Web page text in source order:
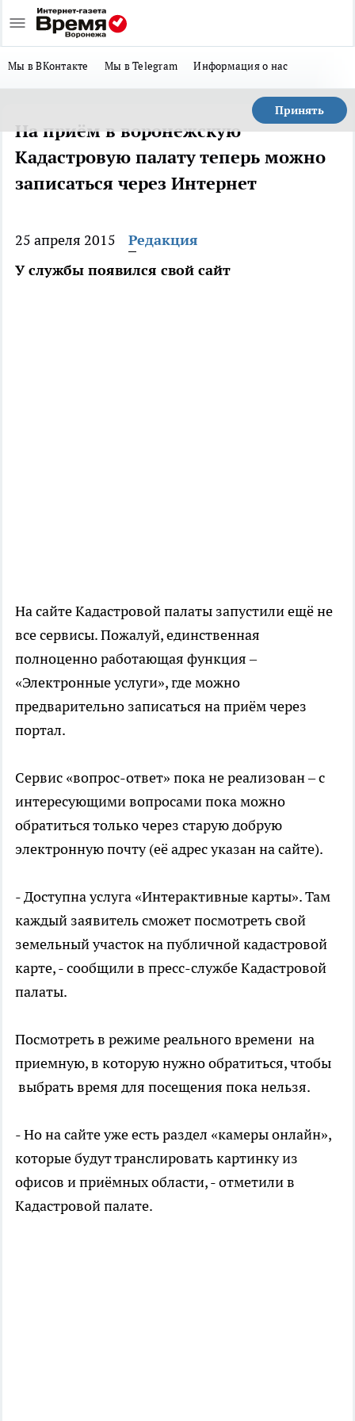
Мы в ВКонтакте Мы в Telegram Информация о нас
Принять
На приём в воронежскую
Кадастровую палату теперь можно
записаться через Интернет
25 апреля 2015
Редакция
У службы появился свой сайт
На сайте Кадастровой палаты запустили ещё не
все сервисы. Пожалуй, единственная
полноценно работающая функция –
«Электронные услуги», где можно
предварительно записаться на приём через
портал.
Сервис «вопрос-ответ» пока не реализован – с
интересующими вопросами пока можно
обратиться только через старую добрую
электронную почту (её адрес указан на сайте).
- Доступна услуга «Интерактивные карты». Там
каждый заявитель сможет посмотреть свой
земельный участок на публичной кадастровой
карте, - сообщили в пресс-службе Кадастровой
палаты.
Посмотреть в режиме реального времени на
приемную, в которую нужно обратиться, чтобы
выбрать время для посещения пока нельзя.
- Но на сайте уже есть раздел «камеры онлайн»,
которые будут транслировать картинку из
офисов и приёмных области, - отметили в
Кадастровой палате.